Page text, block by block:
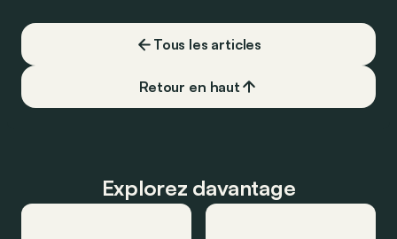
Tous les articles
Retour en haut
Explorez davantage